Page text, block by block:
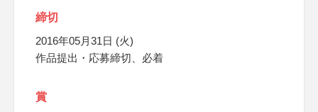
締切
2016年05月31日 (火)
作品提出・応募締切、必着
賞